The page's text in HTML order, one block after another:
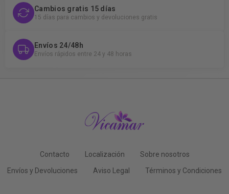
Cambios gratis 15 días
15 días para cambios y devoluciones gratis
Envíos 24/48h
Envíos rápidos entre 24 y 48 horas
Contacto Localización
Sobre nosotros
Envíos y Devoluciones
Aviso Legal Términos y Condiciones